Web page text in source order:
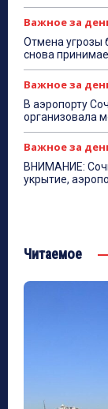
Важное за
Отмена угрозы
снова
Важное за
В аэропорту
организовала
Важное за
ВНИМАНИЕ:
укрытие,
Читаемое